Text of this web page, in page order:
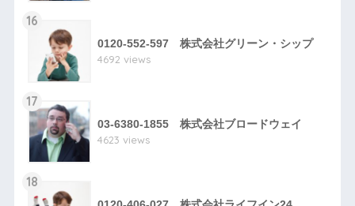
16
0120-552-597 株式会社グリーン・シップ
4692 views
17
03-6380-1855 株式会社ブロードウェイ
4623 views
18